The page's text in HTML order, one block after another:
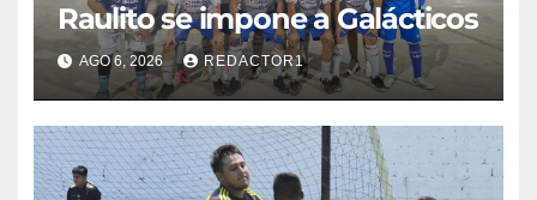
Raulito se impone a Galácticos
AGO 6, 2026 REDACTOR1